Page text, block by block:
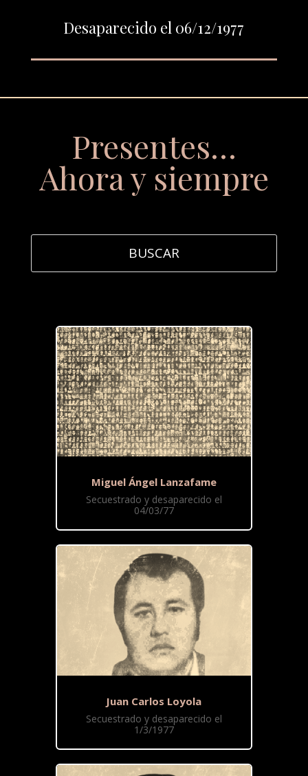
Desaparecido el 06/12/1977
Presentes…
Ahora y siempre
Miguel Ángel Lanzafame
Secuestrado y desaparecido el
04/03/77
Juan Carlos Loyola
Secuestrado y desaparecido el
1/3/1977